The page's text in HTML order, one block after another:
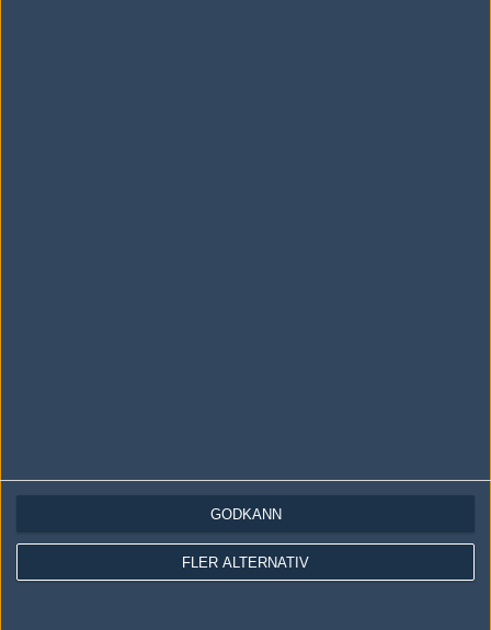
FLER ALTERNATIV
GODKÄNN